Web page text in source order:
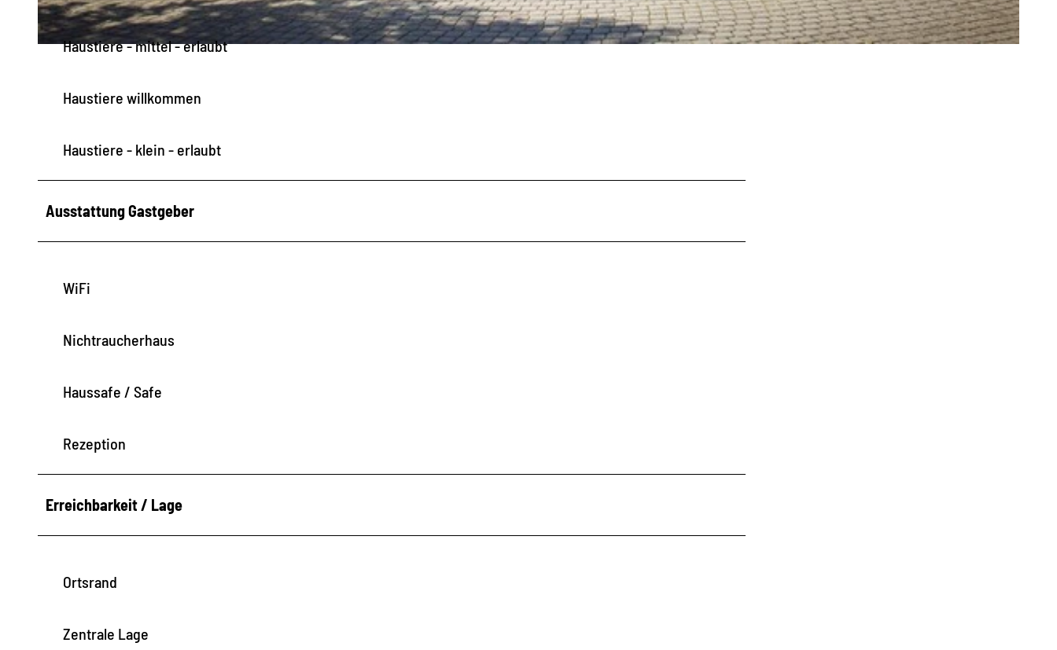
© Rico Lehr - www.one-photo.net
Haustiere - mittel - erlaubt
Haustiere willkommen
Haustiere - klein - erlaubt
Ausstattung Gastgeber
WiFi
Nichtraucherhaus
Haussafe / Safe
Rezeption
Erreichbarkeit / Lage
Ortsrand
Zentrale Lage